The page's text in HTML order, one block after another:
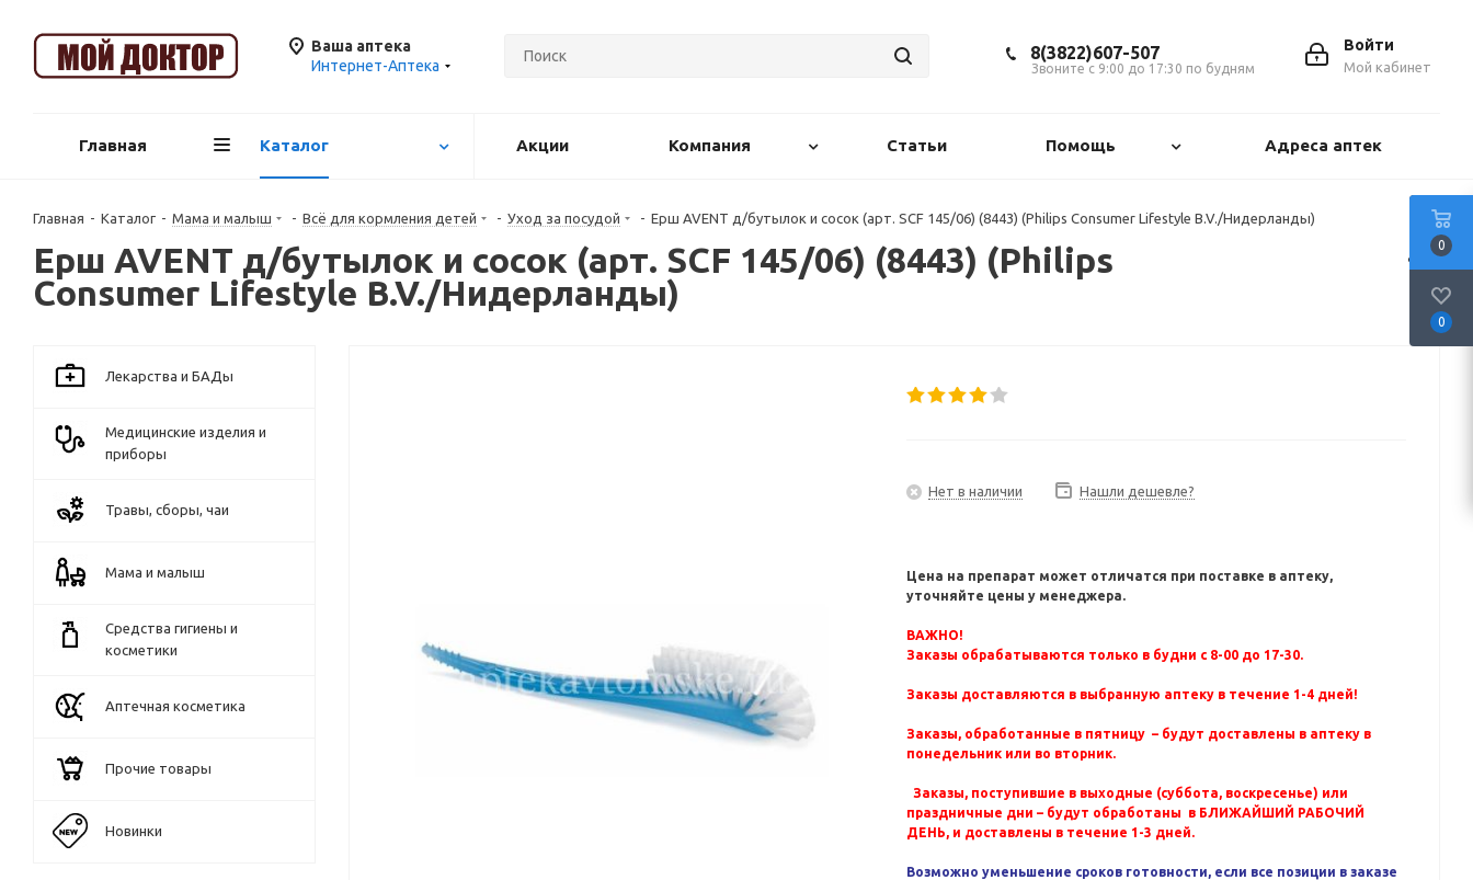
Ваша аптека
Интернет-Аптека
Войти
Мой кабинет
8(3822)607-507
Звоните с 9:00 до 17:30 по будням
Главная Каталог Акции Компания Статьи Помощь Адреса аптек
Главная - Каталог - Мама и малыш - Всё для кормления детей - Уход за посудой - Ерш AVENT д/бутылок и сосок (арт. SCF 145/06) (8443) (Philips Consumer Lifestyle B.V./Нидерланды)
Ерш AVENT д/бутылок и сосок (арт. SCF 145/06) (8443) (Philips
Consumer Lifestyle B.V./Нидерланды)
Нет в наличии Нашли дешевле?
Цена на препарат может отличатся при поставке в аптеку,
уточняйте цены у менеджера.
ВАЖНО!
Заказы обрабатываются только в будни с 8-00 до 17-30.
Заказы доставляются в выбранную аптеку в течение 1-4 дней!
Заказы, обработанные в пятницу – будут доставлены в аптеку в
понедельник или во вторник.
Заказы, поступившие в выходные (суббота, воскресенье) или
праздничные дни – будут обработаны в БЛИЖАЙШИЙ РАБОЧИЙ
ДЕНЬ, и доставлены в течение 1-3 дней.
Возможно уменьшение сроков готовности, если все позиции в заказе
Лекарства и БАДы
Медицинские изделия и
приборы
Травы, сборы, чаи
Мама и малыш
Средства гигиены и
косметики
Аптечная косметика
Прочие товары
Новинки
0
0